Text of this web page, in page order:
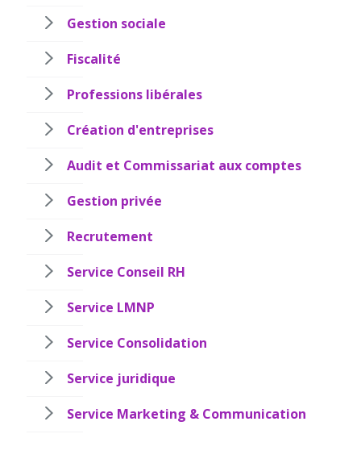
Gestion sociale
Fiscalité
Professions libérales
Création d'entreprises
Audit et Commissariat aux comptes
Gestion privée
Recrutement
Service Conseil RH
Service LMNP
Service Consolidation
Service juridique
Service Marketing & Communication